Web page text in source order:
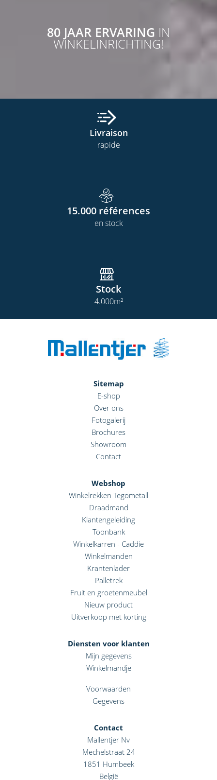
80 JAAR ERVARING IN
WINKELINRICHTING!
Livraison
rapide
15.000 références
en stock
Stock
4.000m²
Sitemap
E-shop
Over ons
Fotogalerij
Brochures
Showroom
Contact
Webshop
Winkelrekken Tegometall
Draadmand
Klantengeleiding
Toonbank
Winkelkarren - Caddie
Winkelmanden
Krantenlader
Palletrek
Fruit en groetenmeubel
Nieuw product
Uitverkoop met korting
Diensten voor klanten
Mijn gegevens
Winkelmandje
Voorwaarden
Gegevens
Contact
Mallentjer Nv
Mechelstraat 24
1851 Humbeek
België